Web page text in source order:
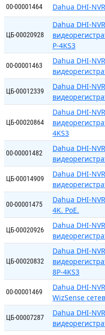
00-00001464 Dahua DHI-
ЦБ-00020928
Dahua DHI-
P-4KS3
00-00001463
Dahua DHI-
ЦБ-00012339
Dahua DHI-
ЦБ-00020864
Dahua DHI-
4KS3
00-00001482
Dahua DHI-
ЦБ-00014909
Dahua DHI-
00-00001475
Dahua DHI-
4K. PoE.
ЦБ-00020926
Dahua DHI-
ЦБ-00020832
Dahua DHI-
8P-4KS3
00-00001469
Dahua DHI-
WizSense
ЦБ-00007287
Dahua DHI-